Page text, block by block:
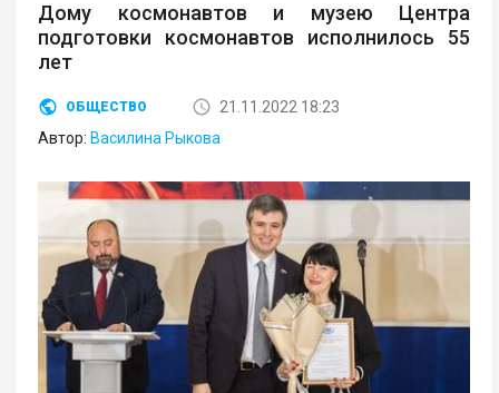
Дому космонавтов и музею Центра
подготовки космонавтов исполнилось 55
лет
ОБЩЕСТВО
21.11.2022 18:23
Автор: Василина Рыкова